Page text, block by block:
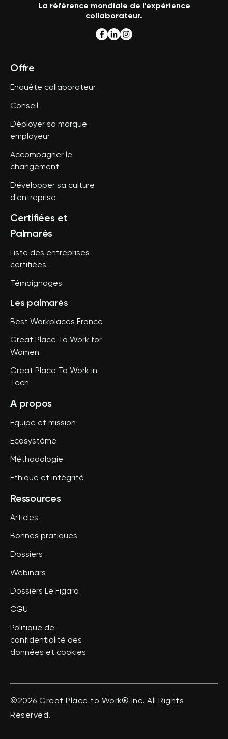
La référence mondiale de l'expérience
collaborateur.
Offre
Enquête collaborateur
Conseil
Déployer sa marque
employeur
Accompagner le
changement
Développer sa culture
d'entreprise
Certifiées et
Palmarès
Liste des entreprises
certifiées
Témoignages
Les palmarès
Best Workplaces France
Great Place To Work for
Women
Great Place To Work in
Tech
A propos
Equipe et mission
Ecosystème
Méthodologie
Ethique et intégrité
Ressources
Articles
Bonnes pratiques
Dossiers
Webinars
Dossiers Le Figaro
CGU
Politique de
confidentialité des
données et cookies
©2026 Great Place to Work® Inc. All Rights
Reserved.